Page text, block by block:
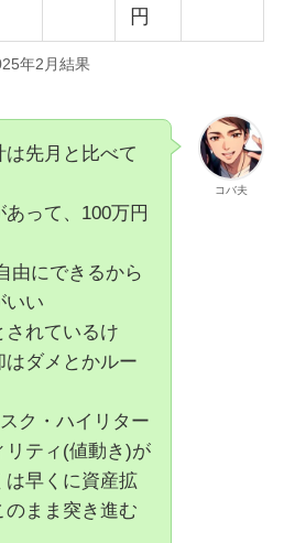
円
年2月結果
コバ夫
先月と比べて
って、100万円
由にできるから
いい
されているけ
はダメとかルー
ク・ハイリター
リティ(値動き)が
は早くに資産拡
のまま突き進む